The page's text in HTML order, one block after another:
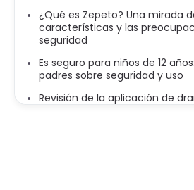
¿Qué es Zepeto? Una mirada
características y las
seguridad
Es seguro para niños de 12
padres sobre seguridad y uso
Revisión de la aplicación de